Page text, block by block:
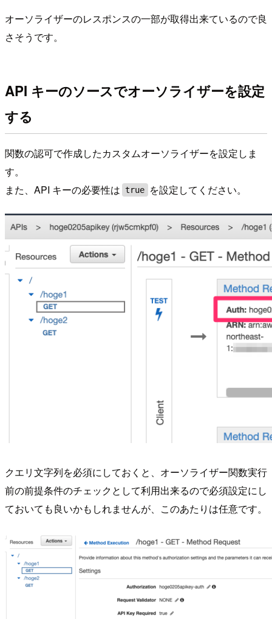
オーソライザーのレスポンスの一部が取得出来ているので良
さそうです。
API キーのソースでオーソライザーを設定
する
関数の認可で作成したカスタムオーソライザーを設定しま
す。
また、API キーの必要性は true を設定してください。
クエリ文字列を必須にしておくと、オーソライザー関数実行
前の前提条件のチェックとして利用出来るので必須設定にし
ておいても良いかもしれませんが、このあたりは任意です。